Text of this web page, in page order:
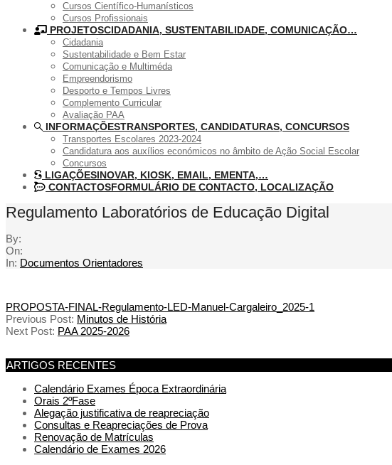
Cursos Científico-Humanísticos
Cursos Profissionais
PROJETOSCIDADANIA, SUSTENTABILIDADE, COMUNICAÇÃO…
Cidadania
Sustentabilidade e Bem Estar
Comunicação e Multiméda
Empreendorismo
Desporto e Tempos Livres
Complemento Curricular
Avaliação PAA
INFORMAÇÕESTRANSPORTES, CANDIDATURAS, CONCURSOS
Transportes Escolares 2023-2024
Candidatura aos auxílios económicos no âmbito de Ação Social Escolar
Concursos
LIGAÇÕESINOVAR, KIOSK, EMAIL, EMENTA,…
CONTACTOSFORMULÁRIO DE CONTACTO, LOCALIZAÇÃO
Regulamento Laboratórios de Educação Digital
By:
On:
In: Documentos Orientadores
PROPOSTA-FINAL-Regulamento-LED-Manuel-Cargaleiro_2025-1
Previous Post: Minutos de História
Next Post: PAA 2025-2026
ARTIGOS RECENTES
Calendário Exames Época Extraordinária
Orais 2ºFase
Alegação justificativa de reapreciação
Consultas e Reapreciações de Prova
Renovação de Matrículas
Calendário de Exames 2026